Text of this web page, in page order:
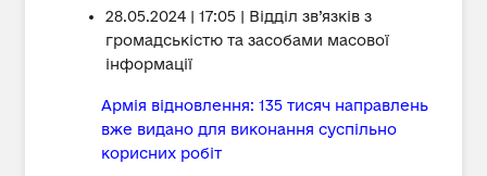
28.05.2024 | 17:05 | Відділ зв’язків з
громадськістю та засобами масової
інформації
Армія відновлення: 135 тисяч направлень
вже видано для виконання суспільно
корисних робіт